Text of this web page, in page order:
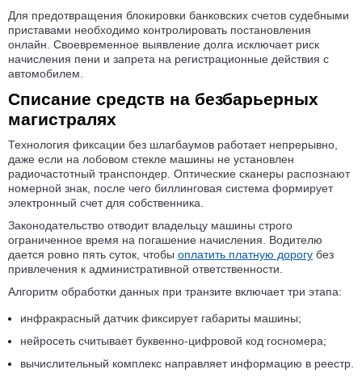
Для предотвращения блокировки банковских счетов судебными
приставами необходимо контролировать постановления
онлайн. Своевременное выявление долга исключает риск
начисления пени и запрета на регистрационные действия с
автомобилем.
Списание средств на безбарьерных
магистралях
Технология фиксации без шлагбаумов работает непрерывно,
даже если на лобовом стекле машины не установлен
радиочастотный транспондер. Оптические сканеры распознают
номерной знак, после чего биллинговая система формирует
электронный счет для собственника.
Законодательство отводит владельцу машины строго
ограниченное время на погашение начисления. Водителю
дается ровно пять суток, чтобы оплатить платную дорогу без
привлечения к административной ответственности.
Алгоритм обработки данных при транзите включает три этапа:
инфракрасный датчик фиксирует габариты машины;
нейросеть считывает буквенно-цифровой код госномера;
вычислительный комплекс направляет информацию в реестр.